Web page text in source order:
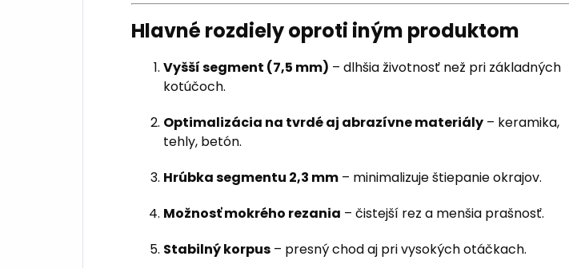
Hlavné rozdiely oproti iným produktom
Vyšší segment (7,5 mm) – dlhšia životnosť než pri základných
kotúčoch.
Optimalizácia na tvrdé aj abrazívne materiály – keramika,
tehly, betón.
Hrúbka segmentu 2,3 mm – minimalizuje štiepanie okrajov.
Možnosť mokrého rezania – čistejší rez a menšia prašnosť.
Stabilný korpus – presný chod aj pri vysokých otáčkach.